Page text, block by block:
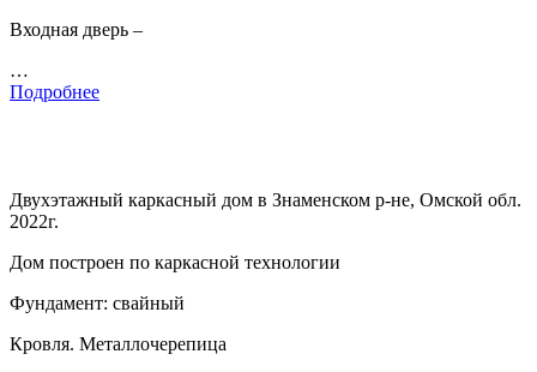
Входная дверь –
…
Подробнее
Двухэтажный каркасный дом в Знаменском р-не, Омской обл.
2022г.
Дом построен по каркасной технологии
Фундамент: свайный
Кровля. Металлочерепица